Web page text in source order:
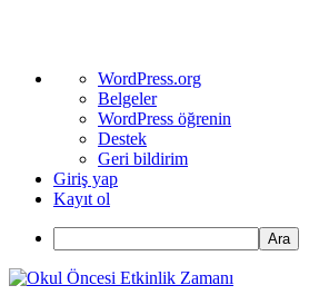
WordPress
hakkında
WordPress.org
Belgeler
WordPress öğrenin
Destek
Geri bildirim
Giriş yap
Kayıt ol
Ara